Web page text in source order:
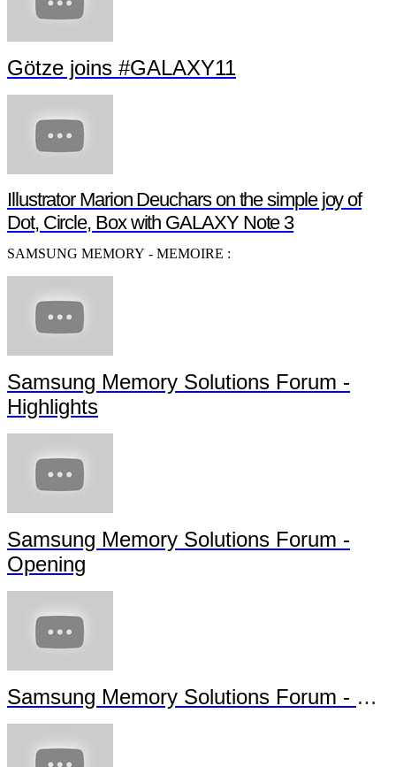
Götze joins #GALAXY11
Illustrator Marion Deuchars on the simple joy of
Dot, Circle, Box with GALAXY Note 3
SAMSUNG MEMORY - MEMOIRE :
Samsung Memory Solutions Forum -
Highlights
Samsung Memory Solutions Forum -
Opening
Samsung Memory Solutions Forum -